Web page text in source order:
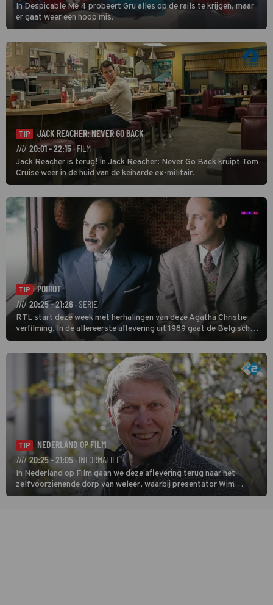
In Despicable Me 4 probeert Gru alles op de rails te krijgen, maar
er gaat weer een hoop mis.
TIP
JACK REACHER: NEVER GO BACK
NU 20:01 - 22:15· FILM
Jack Reacher is terug! In Jack Reacher: Never Go Back kruipt Tom
Cruise weer in de huid van de keiharde ex-militair.
TIP
POIROT
NU 20:25 - 21:26 · SERIE
RTL start deze week met herhalingen van deze Agatha Christie-
verfilming. In de allereerste aflevering uit 1989 gaat de Belgische
speurder op zoek naar een vermiste kok. Poirot raakt al snel
verwikkeld in een moordzaak. (HH)
TIP
NEDERLAND OP FILM
NU 20:25 - 21:05· INFORMATIEF
In Nederland op Film gaan we deze aflevering terug naar het
zelfvoorzienende dorp van weleer, waarbij presentator Wim
Daniëls de kijkers meeneemt op reis door de tijd aan de hand van